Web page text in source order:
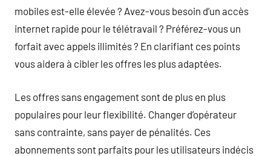
mobiles est-elle élevée ? Avez-vous besoin d’un accès
internet rapide pour le télétravail ? Préférez-vous un
forfait avec appels illimités ? En clarifiant ces points
vous aidera à cibler les offres les plus adaptées.
Les offres sans engagement sont de plus en plus
populaires pour leur flexibilité. Changer d’opérateur
sans contrainte, sans payer de pénalités. Ces
abonnements sont parfaits pour les utilisateurs indécis